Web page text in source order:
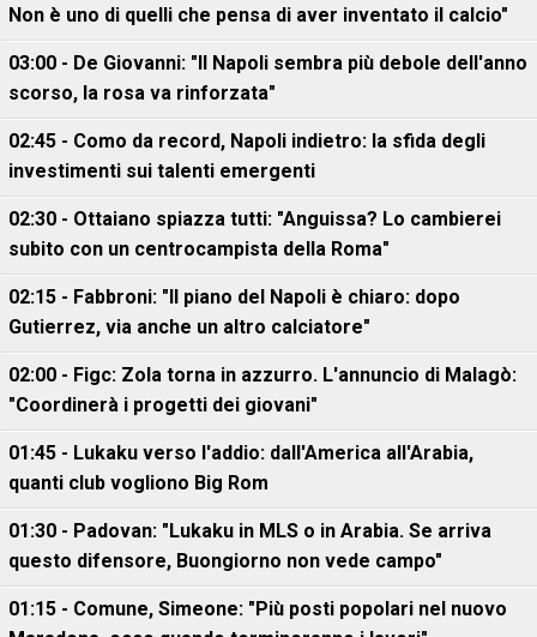
Non è uno di quelli che pensa di aver inventato il calcio"
03:00 - De Giovanni: "Il Napoli sembra più debole dell'anno
scorso, la rosa va rinforzata"
02:45 - Como da record, Napoli indietro: la sfida degli
investimenti sui talenti emergenti
02:30 - Ottaiano spiazza tutti: "Anguissa? Lo cambierei
subito con un centrocampista della Roma"
02:15 - Fabbroni: "Il piano del Napoli è chiaro: dopo
Gutierrez, via anche un altro calciatore"
02:00 - Figc: Zola torna in azzurro. L'annuncio di Malagò:
"Coordinerà i progetti dei giovani"
01:45 - Lukaku verso l'addio: dall'America all'Arabia,
quanti club vogliono Big Rom
01:30 - Padovan: "Lukaku in MLS o in Arabia. Se arriva
questo difensore, Buongiorno non vede campo"
01:15 - Comune, Simeone: "Più posti popolari nel nuovo